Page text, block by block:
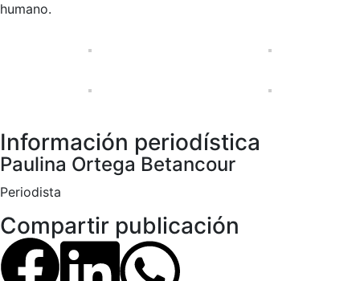
humano.
Información periodística
Paulina Ortega Betancour
Periodista
Compartir publicación